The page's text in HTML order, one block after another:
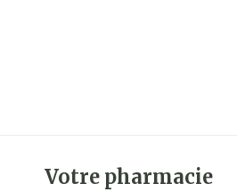
Votre pharmacie